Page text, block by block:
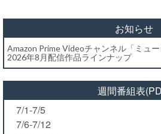
お知らせ
Amazon Prime Videoチャンネル「ミュー
2026年8月配信作品ラインナップ
週間番組表
7/1-7/5
7/6-7/12